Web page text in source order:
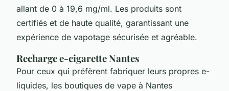
allant de 0 à 19,6 mg/ml. Les produits sont
certifiés et de haute qualité, garantissant une
expérience de vapotage sécurisée et agréable.
Recharge e-cigarette Nantes
Pour ceux qui préfèrent fabriquer leurs propres e-
liquides, les boutiques de vape à Nantes